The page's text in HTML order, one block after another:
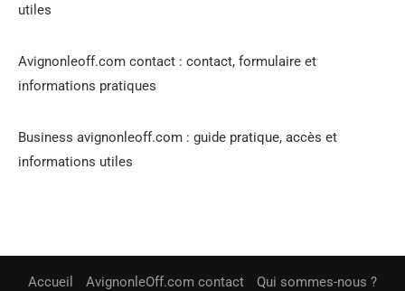
utiles
Avignonleoff.com contact : contact, formulaire et
informations pratiques
Business avignonleoff.com : guide pratique, accès et
informations utiles
Accueil AvignonleOff.com contact
Qui sommes-nous ?